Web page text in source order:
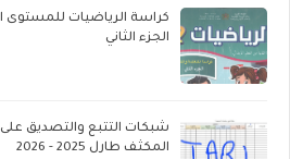
الجزء الثاني
شبكات التتبع والتصديق على
المكثف طارل 2025 - 2026